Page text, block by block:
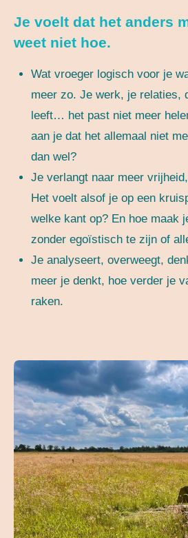
Je voelt dat het anders
weet niet hoe.
Wat vroeger logisch voor je
meer zo. Je werk, je relaties,
leeft… het past niet meer
aan je dat het allemaal niet
dan wel?
Je verlangt naar meer
Het voelt alsof je op een
welke kant op? En hoe maak
zonder egoïstisch te zijn of
Je analyseert, overweegt,
meer je denkt, hoe verder je
raken.